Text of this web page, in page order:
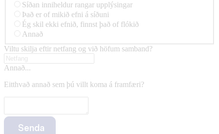
Síðan inniheldur rangar upplýsingar
Það er of mikið efni á síðuni
Ég skil ekki efnið, finnst það of flókið
Annað
Viltu skilja eftir netfang og við höfum samband?
Annað...
Eitthvað annað sem þú villt koma á framfæri?
Senda